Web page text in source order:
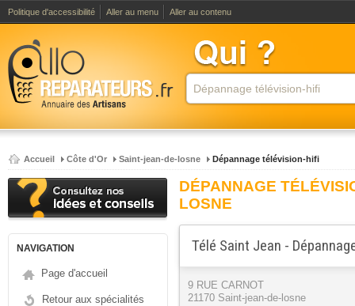
Politique d'accessibilité Aller au menu Aller au contenu
Accueil Côte d'Or Saint-jean-de-losne Dépannage télévision-hifi
NAVIGATION
Page d'accueil
Retour aux spécialités
DÉPANNAGE
LOSNE
Télé Saint Jean -
9 RUE CARNOT
21170 Saint-jean-de-losne